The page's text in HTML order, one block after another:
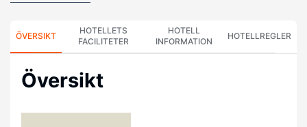
ÖVERSIKT
HOTELLETS
FACILITETER
HOTELL
INFORMATION
HOTELLREGLER
Översikt